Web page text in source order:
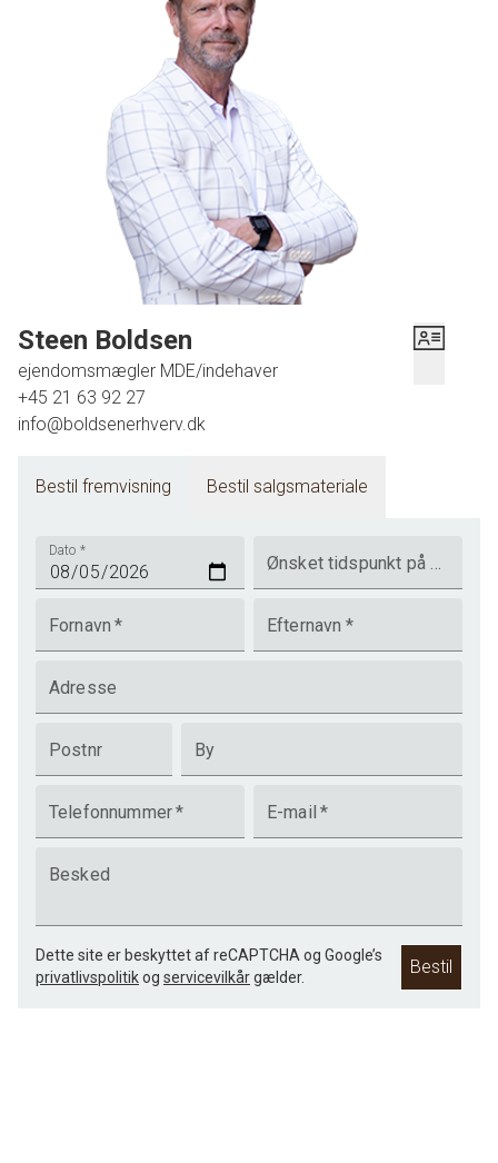
Steen Boldsen
ejendomsmægler MDE/indehaver
+45 21 63 92 27
info@boldsenerhverv.dk
Bestil fremvisning Bestil salgsmateriale
Dato *
Ønsket tidspunkt på dagen
Fornavn * Efternavn *
Adresse
Postnr By
Telefonnummer* E-mail *
Besked
Dette site er beskyttet af reCAPTCHA og Google’s
privatlivspolitikog servicevilkårgælder. Bestil